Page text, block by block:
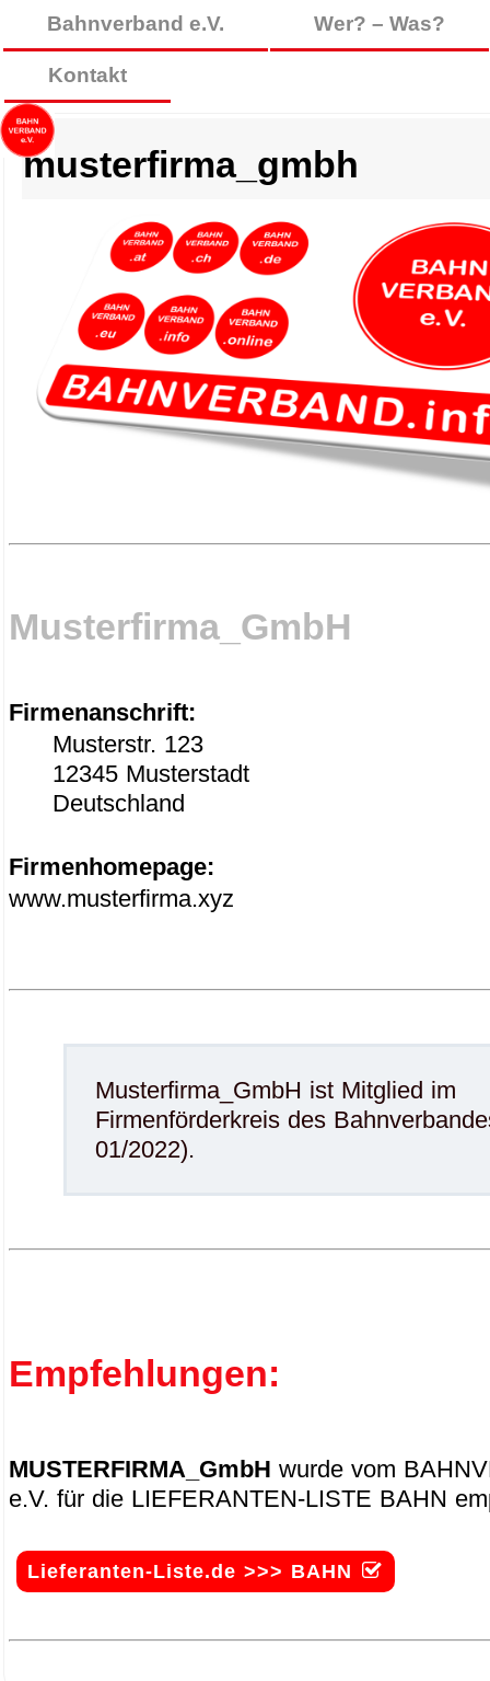
Bahnverband e.V. Wer? – Was?
Kontakt
musterfirma_gmbh
Musterfirma_GmbH
Firmenanschrift:
Musterstr. 123
12345 Musterstadt
Deutschland
Firmenhomepage:
www.musterfirma.xyz
Musterfirma_GmbH ist Mitglied im
Firmenförderkreis des
01/2022).
Empfehlungen:
MUSTERFIRMA_GmbH wurde vom
e.V. für die LIEFERANTEN-LISTE BAHN
Lieferanten-Liste.de >>> BAHN